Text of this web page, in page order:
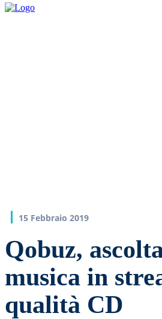
15 Febbraio 2019
Qobuz,
musica in
qualità CD